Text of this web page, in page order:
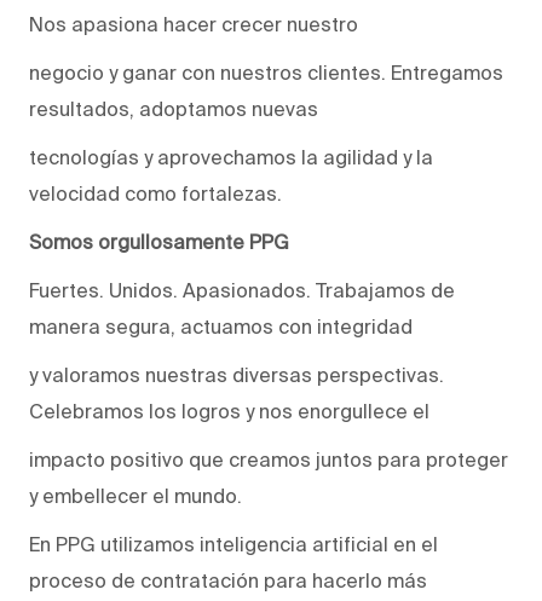
Nos apasiona hacer crecer nuestro
negocio y ganar con nuestros clientes. Entregamos
resultados, adoptamos nuevas
tecnologías y aprovechamos la agilidad y la
velocidad como fortalezas.
Somos orgullosamente PPG
Fuertes. Unidos. Apasionados. Trabajamos de
manera segura, actuamos con integridad
y valoramos nuestras diversas perspectivas.
Celebramos los logros y nos enorgullece el
impacto positivo que creamos juntos para proteger
y embellecer el mundo.
En PPG utilizamos inteligencia artificial en el
proceso de contratación para hacerlo más